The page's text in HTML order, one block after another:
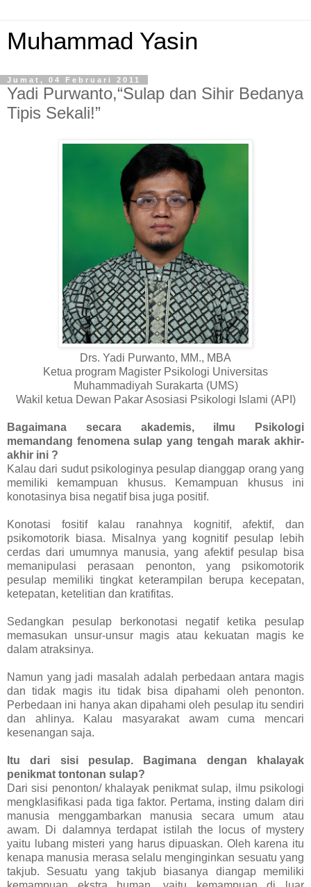
Muhammad Yasin
Jumat, 04 Februari 2011
Yadi Purwanto,“Sulap dan Sihir Bedanya
Tipis Sekali!”
Drs. Yadi Purwanto, MM., MBA
Ketua program Magister Psikologi Universitas
Muhammadiyah Surakarta (UMS)
Wakil ketua Dewan Pakar Asosiasi Psikologi Islami (API)
Bagaimana secara akademis, ilmu Psikologi
memandang fenomena sulap yang tengah marak akhir-
akhir ini ?
Kalau dari sudut psikologinya pesulap dianggap orang yang
memiliki kemampuan khusus. Kemampuan khusus ini
konotasinya bisa negatif bisa juga positif.
Konotasi fositif kalau ranahnya kognitif, afektif, dan
psikomotorik biasa. Misalnya yang kognitif pesulap lebih
cerdas dari umumnya manusia, yang afektif pesulap bisa
memanipulasi perasaan penonton, yang psikomotorik
pesulap memiliki tingkat keterampilan berupa kecepatan,
ketepatan, ketelitian dan kratifitas.
Sedangkan pesulap berkonotasi negatif ketika pesulap
memasukan unsur-unsur magis atau kekuatan magis ke
dalam atraksinya.
Namun yang jadi masalah adalah perbedaan antara magis
dan tidak magis itu tidak bisa dipahami oleh penonton.
Perbedaan ini hanya akan dipahami oleh pesulap itu sendiri
dan ahlinya. Kalau masyarakat awam cuma mencari
kesenangan saja.
Itu dari sisi pesulap. Bagimana dengan khalayak
penikmat tontonan sulap?
Dari sisi penonton/ khalayak penikmat sulap, ilmu psikologi
mengklasifikasi pada tiga faktor. Pertama, insting dalam diri
manusia menggambarkan manusia secara umum atau
awam. Di dalamnya terdapat istilah the locus of mystery
yaitu lubang misteri yang harus dipuaskan. Oleh karena itu
kenapa manusia merasa selalu menginginkan sesuatu yang
takjub. Sesuatu yang takjub biasanya diangap memiliki